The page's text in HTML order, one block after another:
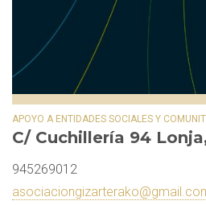
APOYO A ENTIDADES SOCIALES Y
C/ Cuchillería 94
945269012